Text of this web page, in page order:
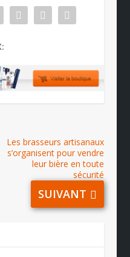
Les brasseurs artisanaux
s’organisent pour vendre
leur bière en toute
sécurité
SUIVANT